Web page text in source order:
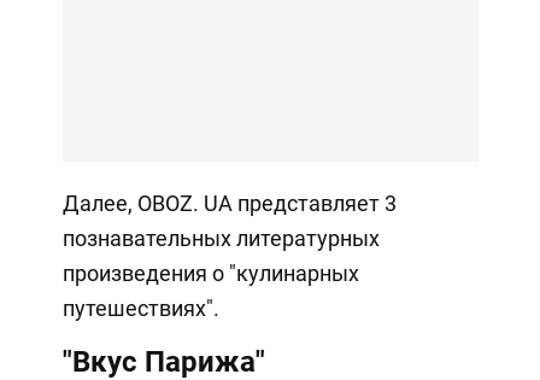
Далее, OBOZ. UA представляет 3
познавательных литературных
произведения о "кулинарных
путешествиях".
"Вкус Парижа"